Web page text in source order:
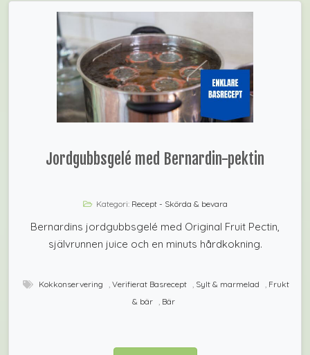
Jordgubbsgelé med Bernardin-pektin
Kategori: Recept - Skörda & bevara
Bernardins jordgubbsgelé med Original Fruit Pectin,
självrunnen juice och en minuts hårdkokning.
Kokkonservering , Verifierat Basrecept , Sylt & marmelad , Frukt
& bär , Bär